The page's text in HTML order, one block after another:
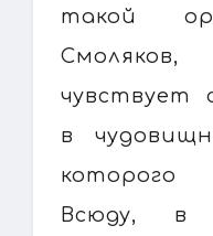
такой
чувствует
в
Всюду, в